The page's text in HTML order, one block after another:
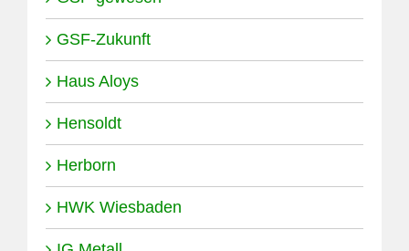
GSF-Zukunft
Haus Aloys
Hensoldt
Herborn
HWK Wiesbaden